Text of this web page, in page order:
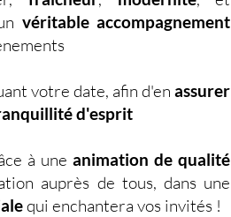
véritable accompagnement
votre date, afin d'enassurer
d'esprit
à uneanimation de qualité
auprès de tous, dans une
qui enchantera vos invités !